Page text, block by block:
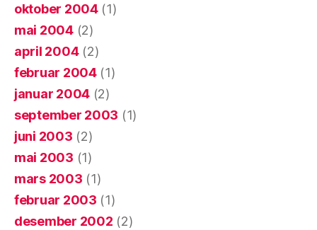
oktober 2004(1)
mai 2004(2)
april 2004(2)
februar 2004(1)
januar 2004 (2)
september 2003 (1)
juni 2003 (2)
mai 2003 (1)
mars 2003 (1)
februar 2003 (1)
desember 2002 (2)